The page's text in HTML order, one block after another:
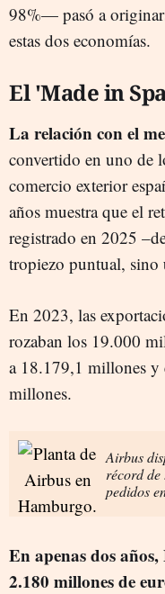
98%— pasó a
estas dos economías.
El 'Made in
La relación con el
convertido en uno de
comercio exterior
años muestra que el
registrado en 2025
tropiezo puntual, sino
En 2023, las
rozaban los 19.000
a 18.179,1 millones y
millones.
Airbus
récord de
pedidos
En apenas dos
2.180 millones de